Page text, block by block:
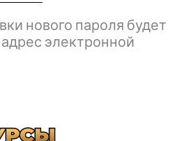
нового пароля будет
электронной